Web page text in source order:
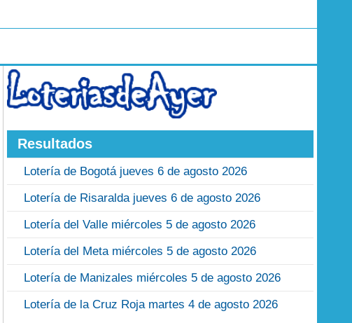
Resultados
Lotería de Bogotá jueves 6 de agosto 2026
Lotería de Risaralda jueves 6 de agosto 2026
Lotería del Valle miércoles 5 de agosto 2026
Lotería del Meta miércoles 5 de agosto 2026
Lotería de Manizales miércoles 5 de agosto 2026
Lotería de la Cruz Roja martes 4 de agosto 2026